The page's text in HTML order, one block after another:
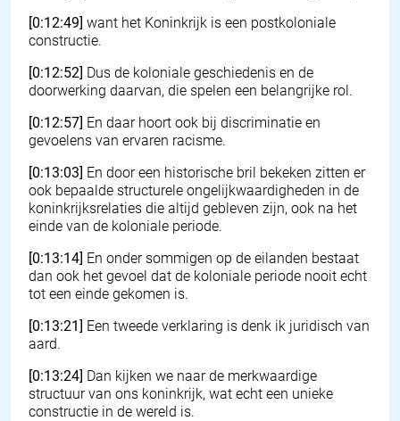
[0:12:49] want het Koninkrijk is een postkoloniale
constructie.
[0:12:52] Dus de koloniale geschiedenis en de
doorwerking daarvan, die spelen een belangrijke rol.
[0:12:57] En daar hoort ook bij discriminatie en
gevoelens van ervaren racisme.
[0:13:03] En door een historische bril bekeken zitten er
ook bepaalde structurele ongelijkwaardigheden in de
koninkrijksrelaties die altijd gebleven zijn, ook na het
einde van de koloniale periode.
[0:13:14] En onder sommigen op de eilanden bestaat
dan ook het gevoel dat de koloniale periode nooit echt
tot een einde gekomen is.
[0:13:21] Een tweede verklaring is denk ik juridisch van
aard.
[0:13:24] Dan kijken we naar de merkwaardige
structuur van ons koninkrijk, wat echt een unieke
constructie in de wereld is.